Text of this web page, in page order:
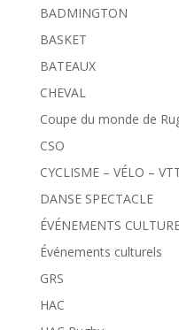
BADMINGTON
BASKET
BATEAUX
CHEVAL
Coupe du monde de
CSO
CYCLISME – VÉLO –
DANSE SPECTACLE
ÉVÉNEMENTS
Événements culturels
GRS
HAC